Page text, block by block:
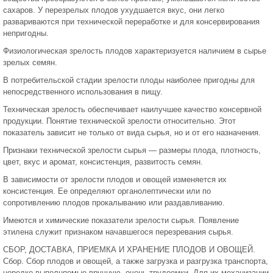
сахаров. У перезрелых плодов ухудшается вкус, они легко
развариваются при технической переработке и для консервирования
непригодны.
Физиологическая зрелость плодов характеризуется наличием в сырье
зрелых семян.
В потребительской стадии зрелости плоды наиболее пригодны для
непосредственного использования в пищу.
Техническая зрелость обеспечивает наилучшее качество консервной
продукции. Понятие технической зрелости относительно. Этот
показатель зависит не только от вида сырья, но и от его назначения.
Признаки технической зрелости сырья — размеры плода, плотность,
цвет, вкус и аромат, консистенция, развитость семян.
В зависимости от зрелости плодов и овощей изменяется их
консистенция. Ее определяют органолептически или по
сопротивлению плодов прокалыванию или раздавливанию.
Имеются и химические показатели зрелости сырья. Появление
этилена служит признаком начавшегося перезревания сырья.
СБОР, ДОСТАВКА, ПРИЕМКА И ХРАНЕНИЕ ПЛОДОВ И ОВОЩЕЙ.
Сбор. Сбор плодов и овощей, а также загрузка и разгрузка транспорта,